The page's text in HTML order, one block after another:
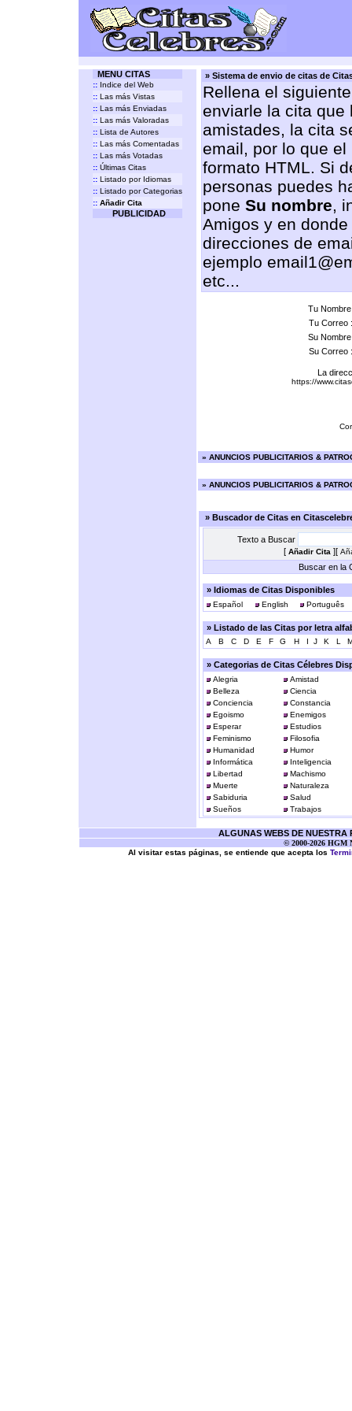
MENU CITAS
:: Indice del Web
:: Las más Vistas
:: Las más Enviadas
:: Las más Valoradas
:: Lista de Autores
:: Las más Comentadas
:: Las más Votadas
:: Últimas Citas
:: Listado por Idiomas
:: Listado por Categorias
:: Añadir Cita
PUBLICIDAD
» Sistema de envio de citas de
Rellena el
enviarle la cita que
amistades, la cita
email, por lo que
formato HTML. Si
personas puedes
pone Su nombre,
Amigos y en
direcciones de
ejemplo
etc...
Tu
Tu Correo
Su
Su Correo
La
https://
» ANUNCIOS PUBLICITARIOS &
» ANUNCIOS PUBLICITARIOS &
» Buscador de Citas en
Texto a Buscar
[ Añadir Cita ][
Buscar en la
» Idiomas de Citas Disponibles
Español English Português
» Listado de las Citas por letra
A B C D E F G H I J K L
» Categorias de Citas Célebres
Alegria
Amistad
Belleza
Ciencia
Conciencia
Constancia
Egoismo
Enemigos
Esperar
Estudios
Feminismo
Filosofia
Humanidad
Humor
Informática
Inteligencia
Libertad
Machismo
Muerte
Naturaleza
Sabiduria
Salud
Sueños
Trabajos
ALGUNAS WEBS DE NUESTRA
© 2000-2026 HGM
Al visitar estas páginas, se entiende que acepta los